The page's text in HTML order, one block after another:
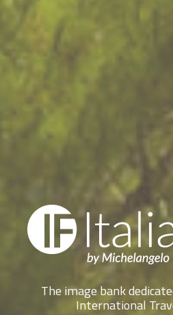
The image bank
International